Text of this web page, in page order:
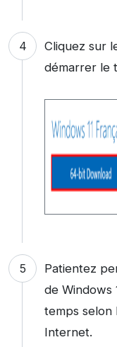
Cliquez sur
démarrer le
Patientez
de Windows
temps selon
Internet.